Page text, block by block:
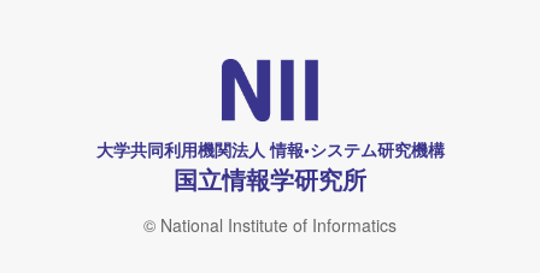
大学共同利用機関法人 情報•システム研究機構
国立情報学研究所
© National Institute of Informatics